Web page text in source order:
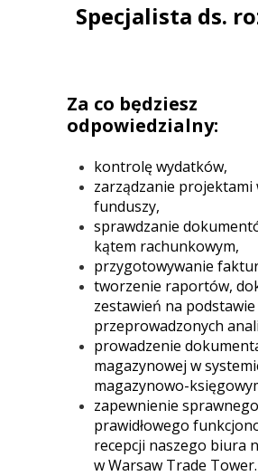
Specjalista ds.
Za co będziesz
odpowiedzialny:
kontrolę wydatków,
zarządzanie projektami
funduszy,
sprawdzanie
kątem rachunkowym,
przygotowywanie
tworzenie raportów,
zestawień na podstawie
przeprowadzonych
prowadzenie
magazynowej w
magazynowo-
zapewnienie
prawidłowego
recepcji naszego biura
w Warsaw Trade Tower.